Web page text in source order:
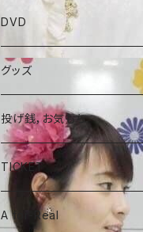
ALBAUM
A for-Real
毒ROCK団
SINGLE
コラボCD
A for-Real
毒ROCK団
DVD
グッズ
投げ銭，お気もち
あやめちゃんおやつ
頑張れ、しょーちゃん
TICKET
A for-Real